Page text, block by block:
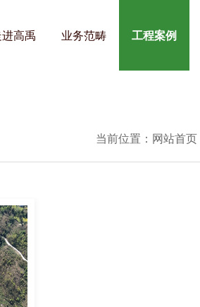
高禹 业务范畴 工程案例
当前位置： 网站首页